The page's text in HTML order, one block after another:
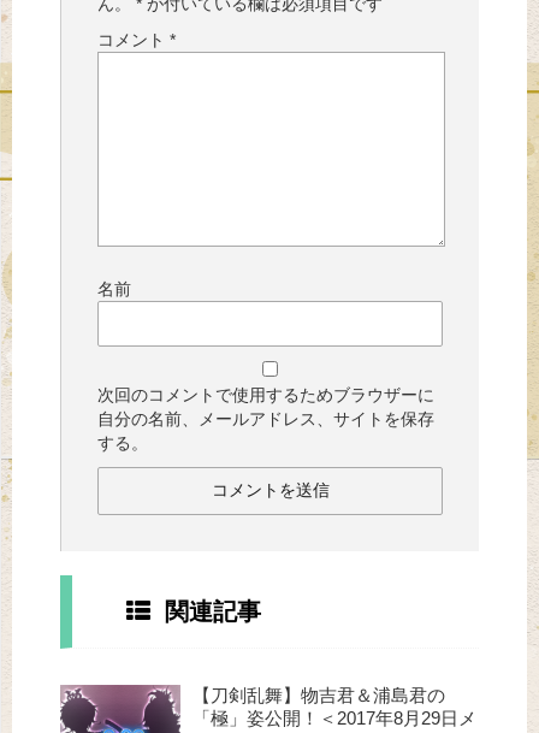
コメント *
名前
次回のコメントで使用するためブラウザーに
自分の名前、メールアドレス、サイトを保存
する。
関連記事
【刀剣乱舞】物吉君＆浦島君の
「極」姿公開！＜2017年8月29日メ